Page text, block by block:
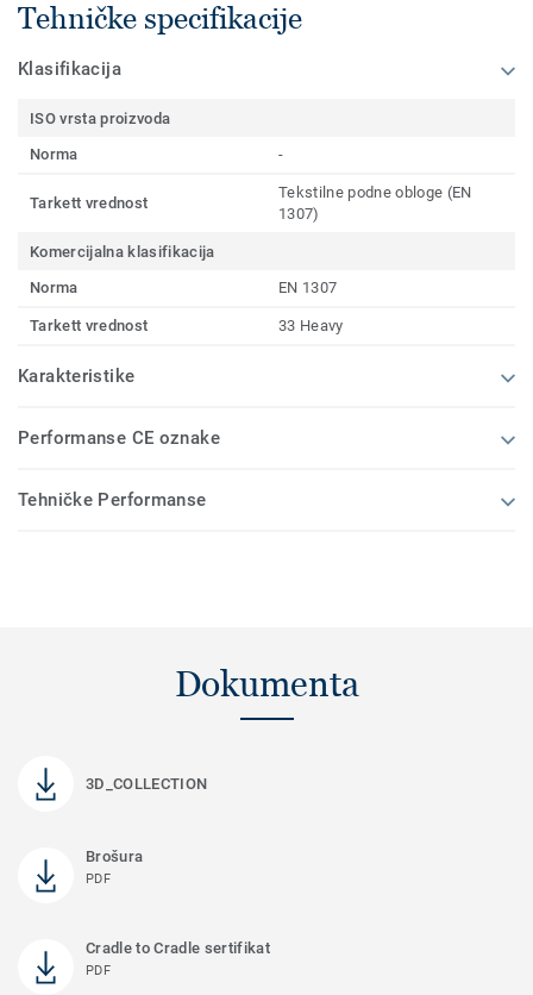
Tehničke specifikacije
Klasifikacija
ISO vrsta proizvoda
Norma
-
Tarkett vrednost
Tekstilne podne obloge (EN
1307)
Komercijalna klasifikacija
Norma
EN 1307
Tarkett vrednost 33 Heavy
Karakteristike
Performanse CE oznake
Tehničke Performanse
Dokumenta
3D_COLLECTION
Brošura
PDF
Cradle to Cradle sertifikat
PDF